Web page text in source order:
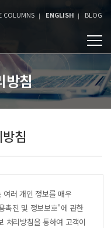
COLUMNS ENGLISH BLOG
방침
침
러 개인 정보를 매우
촉진 및 정보보호"에 관한
처리방침을 통하여 고객이